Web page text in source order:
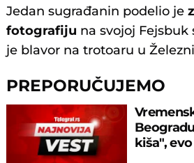
Jedan sugrađanin podelio je
fotografiju na svojoj
je blavor na trotoaru u
PREPORUČUJEMO
kiša",